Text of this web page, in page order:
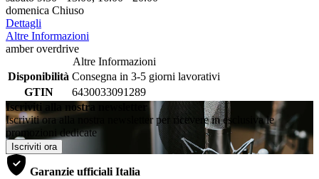
domenica Chiuso
Dettagli
Altre Informazioni
amber overdrive
Altre Informazioni
Disponibilità Consegna in 3-5 giorni lavorativi
GTIN
6430033091289
Iscriviti alla nostra newsletter
Iscriviti ora alla nostra newsletter per ricevere in esclusiva le
promozioni dedicate
Iscriviti ora
Garanzie ufficiali Italia